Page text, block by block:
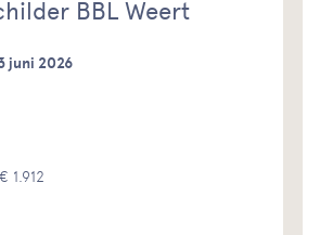
BBL Weert
juni 2026
1.912